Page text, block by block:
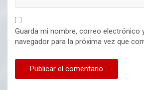
Guarda mi nombre, correo electrónico
navegador para la próxima vez que